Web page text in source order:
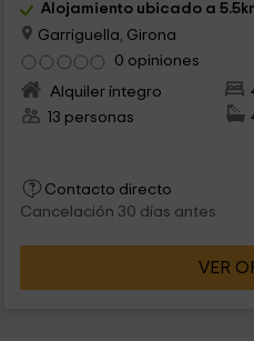
Alojamiento ubicado a
Garriguella, Girona
0 opiniones
Alquiler íntegro
13 personas
Contacto directo
Cancelación 30 días antes
VER